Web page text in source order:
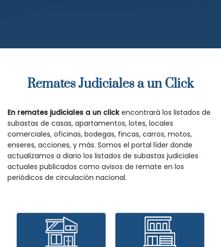
Remates Judiciales a un Click
En remates judiciales a un clickencontrará los listados de
subastas de casas, apartamentos, lotes, locales
comerciales, oficinas, bodegas, fincas, carros, motos,
enseres, acciones, y más. Somos el portal líder donde
actualizamos a diario los listados de subastas judiciales
actuales publicados como avisos de remate en los
periódicos de circulación nacional.